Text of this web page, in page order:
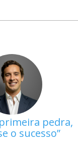
pedra,
o sucesso